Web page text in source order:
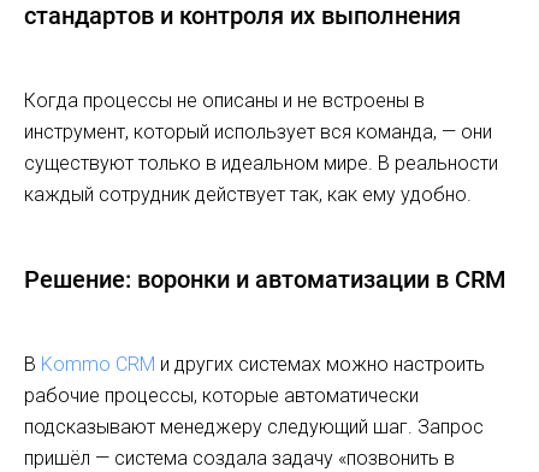
стандартов и контроля их выполнения
Когда процессы не описаны и не встроены в
инструмент, который использует вся команда, — они
существуют только в идеальном мире. В реальности
каждый сотрудник действует так, как ему удобно.
Решение: воронки и автоматизации в CRM
В Kommo CRM и других системах можно настроить
рабочие процессы, которые автоматически
подсказывают менеджеру следующий шаг. Запрос
пришёл — система создала задачу «позвонить в